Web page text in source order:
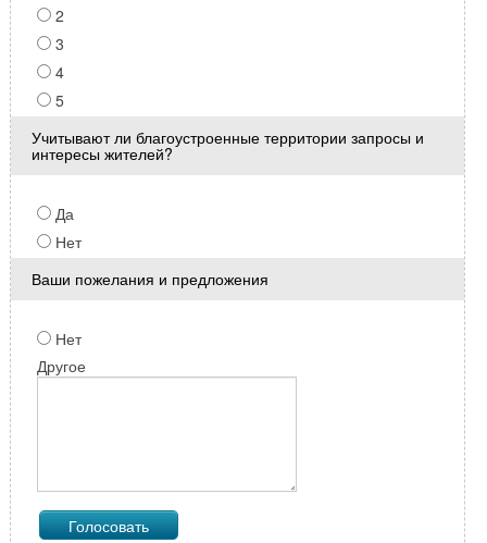
2
3
4
5
Учитывают ли благоустроенные территории запросы и
интересы жителей?
Да
Нет
Ваши пожелания и предложения
Нет
Другое